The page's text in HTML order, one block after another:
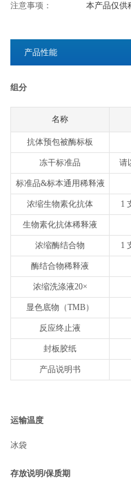
联系我们
代理商查询
注意事项： 本产品仅供
产品性能
组分
名称
抗体预包被酶标板
冻干标准品 请
标准品&标本通用稀释液
浓缩生物素化抗体 1
生物素化抗体稀释液
浓缩酶结合物 1
酶结合物稀释液
浓缩洗涤液20×
显色底物（TMB）
反应终止液
封板胶纸
产品说明书
运输温度
冰袋
存放说明/保质期